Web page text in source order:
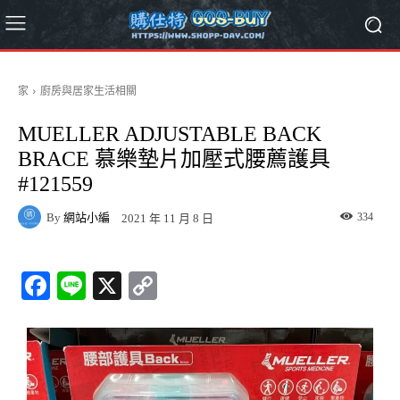
家 廚房與居家生活相關
MUELLER ADJUSTABLE BACK
BRACE 慕樂墊片加壓式腰薦護具
#121559
By 網站小編 2021 年 11 月 8 日 334
Fa
bo
ok
Li
X
y
Li